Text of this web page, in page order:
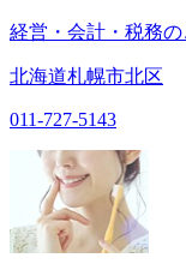
経営・会計・税務
北海道札幌市北区
011-727-5143